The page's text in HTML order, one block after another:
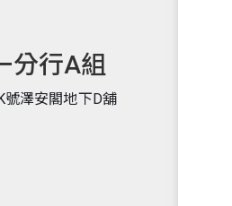
分行A組
號澤安閣地下D舖